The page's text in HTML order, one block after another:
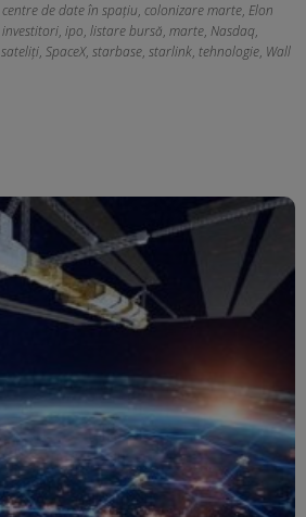
centre de date în spațiu, colonizare marte, Elon
investitori, ipo, listare bursă, marte, Nasdaq,
sateliți, SpaceX, starbase, starlink, tehnologie, Wall